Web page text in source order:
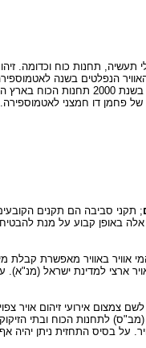
תחנות כוח וכדומה.
; תקני סביבה הם תקנים
באופן קבוע על מנת
אוויר באוויר מאפשרת
החל המשרד לאיכות הסביבה בפרויקט
אירועי זיהום אויר
לתחנות הכוח ובתי
על בסיס התחזית ניתן יהיה